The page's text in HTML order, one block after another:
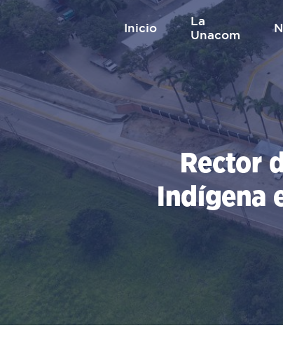
Saltar
inicio
La
Unacom
Rector
Indígena